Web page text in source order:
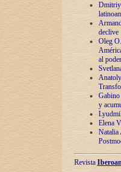
Dmitriy
declive
Oleg
al poder
y
Elena
Natalia
Revista